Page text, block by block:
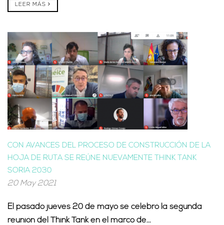
LEER MÁS
CON AVANCES DEL PROCESO DE CONSTRUCCIÓN DE LA
HOJA DE RUTA SE REÚNE NUEVAMENTE THINK TANK
SORIA 2030
20 May 2021
El pasado jueves 20 de mayo se celebró la segunda
reunión del Think Tank en el marco de...